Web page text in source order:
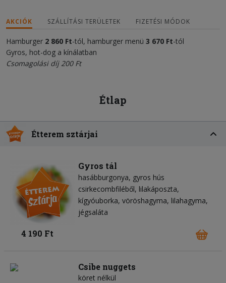
AKCIÓK SZÁLLÍTÁSI TERÜLETEK FIZETÉSI MÓDOK
Hamburger 2 860 Ft-tól, hamburger menü 3 670 Ft-tól
Gyros, hot-dog a kínálatban
Csomagolási díj 200 Ft
Étlap
Étterem sztárjai
Gyros tál
hasábburgonya gyros hús
csirkecombfiléből lilakáposzta
kígyóuborka vöröshagyma lilahagyma
jégsaláta
4 190 Ft
Csibe nuggets
köret nélkül